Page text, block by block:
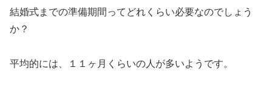
結婚式までの準備期間ってどれくらい必要なのでしょう
か？
平均的には、１１ヶ月くらいの人が多いようです。